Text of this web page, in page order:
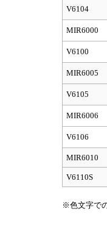
V6104
MIR6000
V6100
MIR6005
V6105
MIR6006
V6106
MIR6010
V6110S
※色文字で